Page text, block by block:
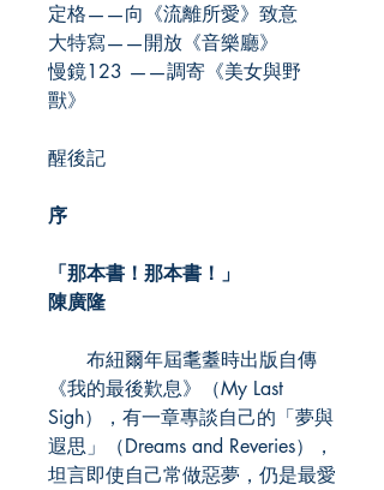
定格——向《流離所愛》致意
大特寫——開放《音樂廳》
慢鏡123 ——調寄《美女與野
獸》
醒後記
序
「那本書！那本書！」
陳廣隆
布紐爾年屆耄耋時出版自傳
《我的最後歎息》（My Last
Sigh），有一章專談自己的「夢與
遐思」（Dreams and Reveries），
坦言即使自己常做惡夢，仍是最愛